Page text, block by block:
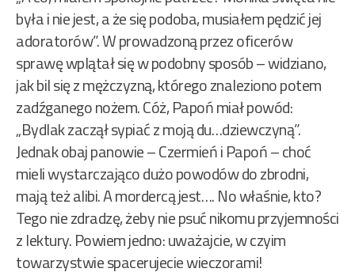
była i nie jest, a że się podoba, musiałem pędzić jej
adoratorów”. W prowadzoną przez oficerów
sprawę wplątał się w podobny sposób – widziano,
jak bil się z mężczyzną, którego znaleziono potem
zadźganego nożem. Cóż, Papoń miał powód:
„Bydlak zaczął sypiać z moją du…dziewczyną”.
Jednak obaj panowie – Czermień i Papoń – choć
mieli wystarczająco dużo powodów do zbrodni,
mają też alibi. A mordercą jest…. No właśnie, kto?
Tego nie zdradzę, żeby nie psuć nikomu przyjemności
z lektury. Powiem jedno: uważajcie, w czyim
towarzystwie spacerujecie wieczorami!